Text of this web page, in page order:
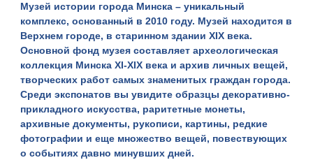
Музей истории города Минска –уникальный
комплекс, основанный в 2010 году. Музей находится в
Верхнем городе, в старинном здании XIX века.
Основной фонд музея составляет археологическая
коллекция Минска XI-XIX века и архив личных вещей,
творческих работ самых знаменитых граждан города.
Среди экспонатов вы увидите образцы декоративно-
прикладного искусства, раритетные монеты,
архивные документы, рукописи, картины, редкие
фотографии и еще множество вещей, повествующих
о событиях давно минувших дней.